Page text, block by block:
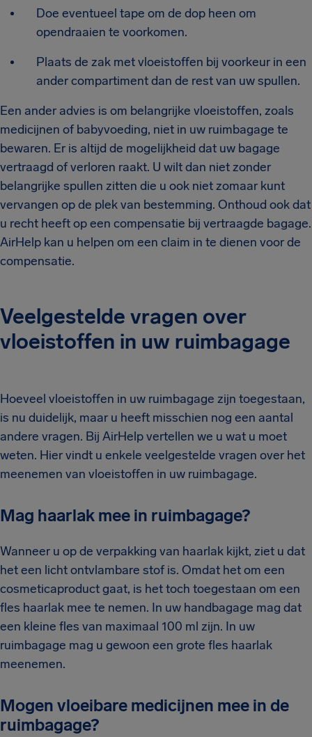
Doe eventueel tape om de dop heen om
opendraaien te voorkomen.
Plaats de zak met vloeistoffen bij voorkeur in een
ander compartiment dan de rest van uw spullen.
Een ander advies is om belangrijke vloeistoffen, zoals
medicijnen of babyvoeding, niet in uw ruimbagage te
bewaren. Er is altijd de mogelijkheid dat uw bagage
vertraagd of verloren raakt. U wilt dan niet zonder
belangrijke spullen zitten die u ook niet zomaar kunt
vervangen op de plek van bestemming. Onthoud ook dat
u recht heeft op een compensatie bij vertraagde bagage.
AirHelp kan u helpen om een claim in te dienen voor de
compensatie.
Veelgestelde vragen over
vloeistoffen in uw ruimbagage
Hoeveel vloeistoffen in uw ruimbagage zijn toegestaan,
is nu duidelijk, maar u heeft misschien nog een aantal
andere vragen. Bij AirHelp vertellen we u wat u moet
weten. Hier vindt u enkele veelgestelde vragen over het
meenemen van vloeistoffen in uw ruimbagage.
Mag haarlak mee in ruimbagage?
Wanneer u op de verpakking van haarlak kijkt, ziet u dat
het een licht ontvlambare stof is. Omdat het om een
cosmeticaproduct gaat, is het toch toegestaan om een
fles haarlak mee te nemen. In uw handbagage mag dat
een kleine fles van maximaal 100 ml zijn. In uw
ruimbagage mag u gewoon een grote fles haarlak
meenemen.
Mogen vloeibare medicijnen mee in de
ruimbagage?